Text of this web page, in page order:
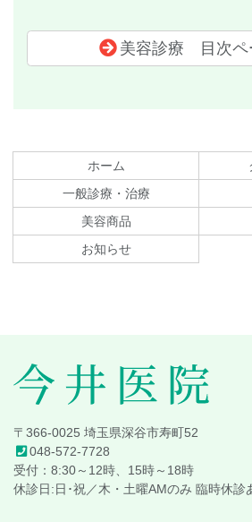
美容診療 目次ペ
ン
ツ
る
の
先
ホーム
一般診療・治療
美容商品
お知らせ
今井医院
〒366-0025 埼玉県深谷市寿町52
048-572-7728
受付：8:30～12時、15時～18時
休診日:日･祝／木・土曜AMのみ 臨時休診